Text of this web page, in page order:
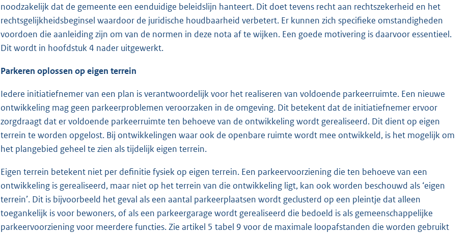
noodzakelijk dat de gemeente een eenduidige beleidslijn hanteert. Dit doet tevens recht aan rechtszekerheid en het
rechtsgelijkheidsbeginsel waardoor de juridische houdbaarheid verbetert. Er kunnen zich specifieke omstandigheden
voordoen die aanleiding zijn om van de normen in deze nota af te wijken. Een goede motivering is daarvoor essentieel.
Dit wordt in hoofdstuk 4 nader uitgewerkt.
Parkeren oplossen op eigen terrein
Iedere initiatiefnemer van een plan is verantwoordelijk voor het realiseren van voldoende parkeerruimte. Een nieuwe
ontwikkeling mag geen parkeerproblemen veroorzaken in de omgeving. Dit betekent dat de initiatiefnemer ervoor
zorgdraagt dat er voldoende parkeerruimte ten behoeve van de ontwikkeling wordt gerealiseerd. Dit dient op eigen
terrein te worden opgelost. Bij ontwikkelingen waar ook de openbare ruimte wordt mee ontwikkeld, is het mogelijk om
het plangebied geheel te zien als tijdelijk eigen terrein.
Eigen terrein betekent niet per definitie fysiek op eigen terrein. Een parkeervoorziening die ten behoeve van een
ontwikkeling is gerealiseerd, maar niet op het terrein van die ontwikkeling ligt, kan ook worden beschouwd als ‘eigen
terrein’. Dit is bijvoorbeeld het geval als een aantal parkeerplaatsen wordt geclusterd op een pleintje dat alleen
toegankelijk is voor bewoners, of als een parkeergarage wordt gerealiseerd die bedoeld is als gemeenschappelijke
parkeervoorziening voor meerdere functies. Zie artikel 5 tabel 9 voor de maximale loopafstanden die worden gebruikt